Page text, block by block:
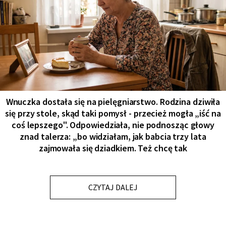
Wnuczka dostała się na pielęgniarstwo. Rodzina dziwiła
się przy stole, skąd taki pomysł - przecież mogła „iść na
coś lepszego". Odpowiedziała, nie podnosząc głowy
znad talerza: „bo widziałam, jak babcia trzy lata
zajmowała się dziadkiem. Też chcę tak
CZYTAJ DALEJ